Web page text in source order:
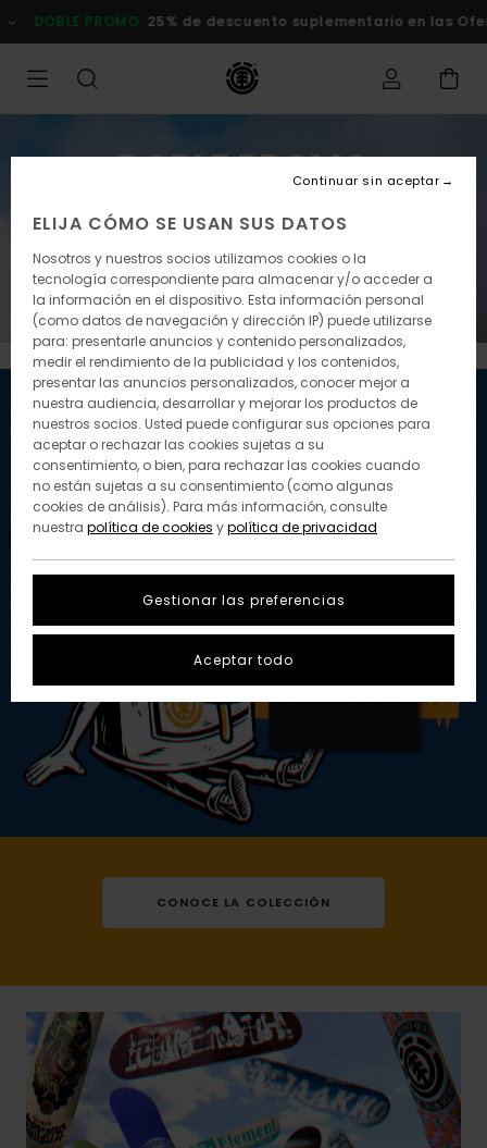
PROMO 25% de descuento suplementario en las Ofertas
DOBLE PROMO
Ofertas
Comprar ahora
CONOCE LA COLECCIÓN
ELIJA CÓMO SE USAN SUS DATOS
Nosotros y nuestros socios utilizamos cookies o la
tecnología correspondiente para almacenar y/o acceder a
la información en el dispositivo. Esta información personal
(como datos de navegación y dirección IP) puede utilizarse
para: presentarle anuncios y contenido personalizados,
medir el rendimiento de la publicidad y los contenidos,
presentar las anuncios personalizados, conocer mejor a
nuestra audiencia, desarrollar y mejorar los productos de
nuestros socios. Usted puede configurar sus opciones para
aceptar o rechazar las cookies sujetas a su
consentimiento, o bien, para rechazar las cookies cuando
no están sujetas a su consentimiento (como algunas
cookies de análisis). Para más información, consulte
nuestra política de cookies ypolítica de privacidad
Gestionar las preferencias
Continuar sin aceptar
Aceptar todo